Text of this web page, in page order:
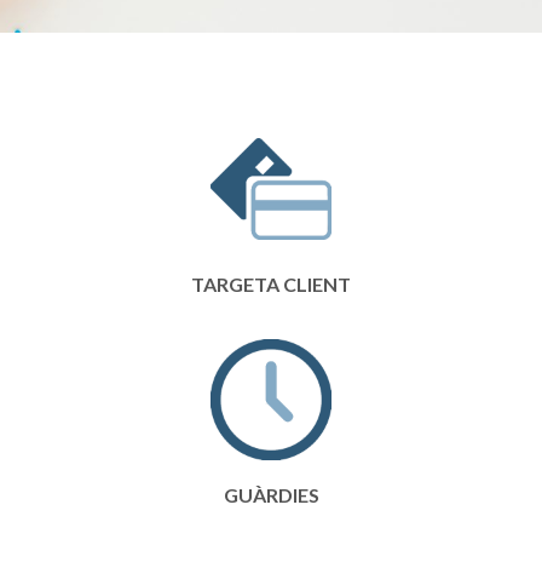
TARGETA CLIENT
GUÀRDIES